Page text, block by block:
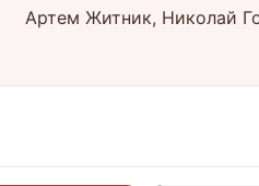
Артем Житник, Николай